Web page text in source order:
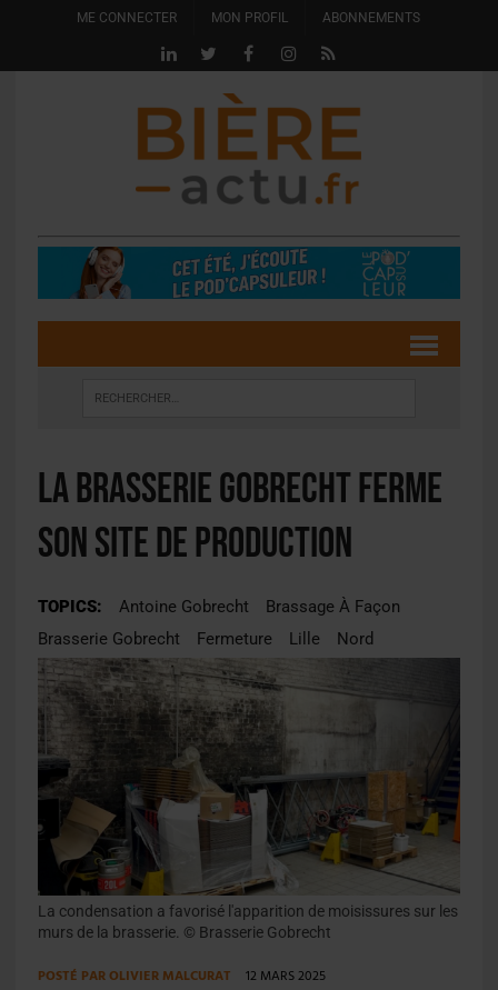
ME CONNECTER MON PROFIL ABONNEMENTS
La Brasserie Gobrecht ferme
son site de production
TOPICS: Antoine Gobrecht
Brassage À Façon
Brasserie Gobrecht
Fermeture Lille Nord
La condensation a favorisé l'apparition de moisissures sur les
murs de la brasserie. © Brasserie Gobrecht
POSTÉ PAROLIVIER MALCURAT 12 MARS 2025